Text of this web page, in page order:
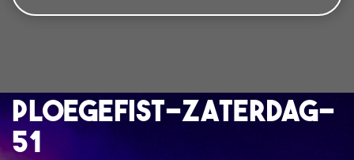
ploegefist-zaterdag-
51